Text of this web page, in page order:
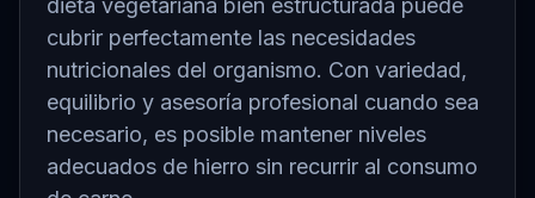
dieta vegetariana bien estructurada puede
cubrir perfectamente las necesidades
nutricionales del organismo. Con variedad,
equilibrio y asesoría profesional cuando sea
necesario, es posible mantener niveles
adecuados de hierro sin recurrir al consumo